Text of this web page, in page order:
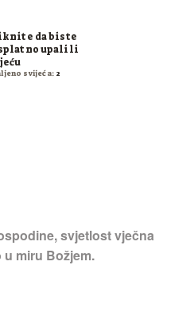
da biste
upalili
svijeća: 2
svjetlost vječna
miru Božjem.